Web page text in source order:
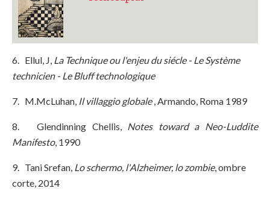
6. Ellul, J, La Technique ou l'enjeu du siécle - Le Système
technicien - Le Bluff technologique
7. M.McLuhan, Il villaggio globale, Armando, Roma 1989
8. Glendinning Chellis, Notes toward a Neo-Luddite
Manifesto, 1990
9. Tani Srefan, Lo schermo, l'Alzheimer, lo zombie, ombre
corte, 2014